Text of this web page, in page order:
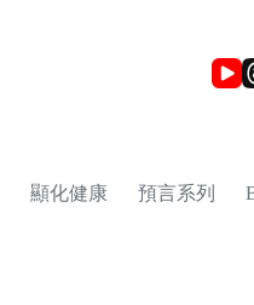
顯化健康 預言系列